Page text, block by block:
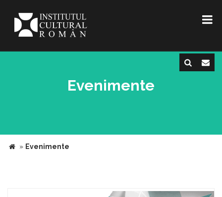
Evenimente
» Evenimente